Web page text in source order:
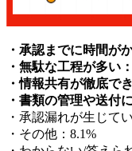
・承認までに時間が
・無駄な工程が多い
・情報共有が徹底で
・書類の管理や送付
・承認漏れが生じて
・その他：8.1%